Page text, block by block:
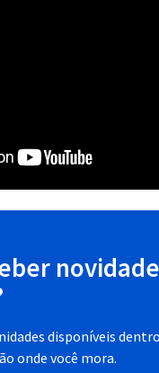
disponíveis
onde você mora.